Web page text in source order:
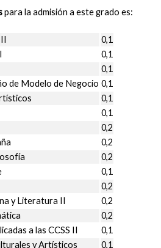
para la admisión a este grado es:
0,1
0,1
0,1
de Modelo de Negocio 0,1
0,1
0,1
0,2
0,2
0,2
0,1
0,2
y Literatura II
0,2
0,2
a las CCSS II
0,1
y Artísticos
0,1